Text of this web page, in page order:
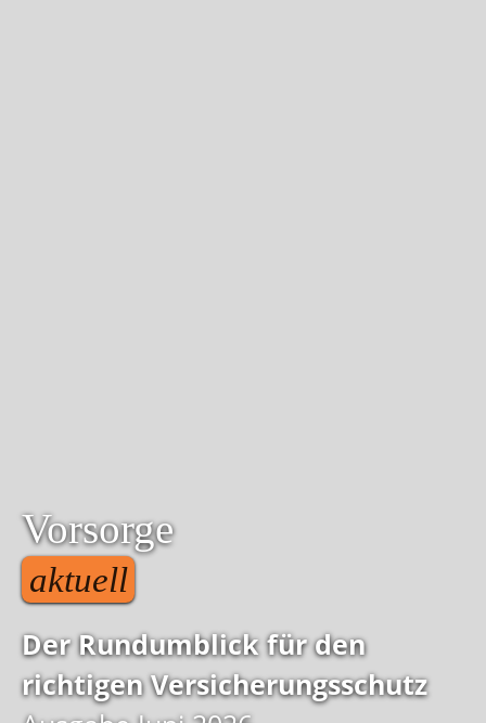
Vorsorge
aktuell
Der Rundumblick für den
richtigen Versicherungsschutz